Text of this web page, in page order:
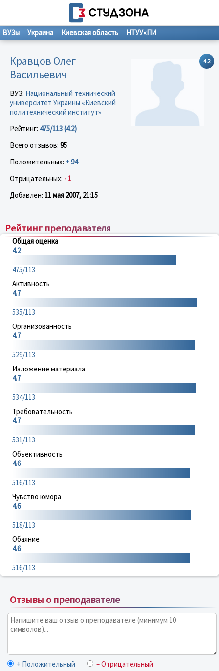
ВУЗы Украина Киевская область НТУУ«ПИ
4.2
Кравцов Олег
Васильевич
ВУЗ: Национальный технический
университет Украины «Киевский
политехнический институт»
Рейтинг: 475/113 (4.2)
Всего отзывов: 95
Положительных: + 94
Отрицательных: - 1
Добавлен: 11 мая 2007, 21:15
Рейтинг преподавателя
Общая оценка
4.2
475/113
Активность
4.7
535/113
Организованность
4.7
529/113
Изложение материала
4.7
534/113
Требовательность
4.7
531/113
Объективность
4.6
516/113
Чувство юмора
4.6
518/113
Обаяние
4.6
516/113
Отзывы о преподавателе
+ Положительный – Отрицательный